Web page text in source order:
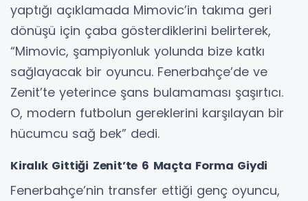
yaptığı açıklamada Mimovic’in takıma geri
dönüşü için çaba gösterdiklerini belirterek,
“Mimovic, şampiyonluk yolunda bize katkı
sağlayacak bir oyuncu. Fenerbahçe’de ve
Zenit’te yeterince şans bulamaması şaşırtıcı.
O, modern futbolun gereklerini karşılayan bir
hücumcu sağ bek” dedi.
Kiralık Gittiği Zenit’te 6 Maçta Forma Giydi
Fenerbahçe’nin transfer ettiği genç oyuncu,